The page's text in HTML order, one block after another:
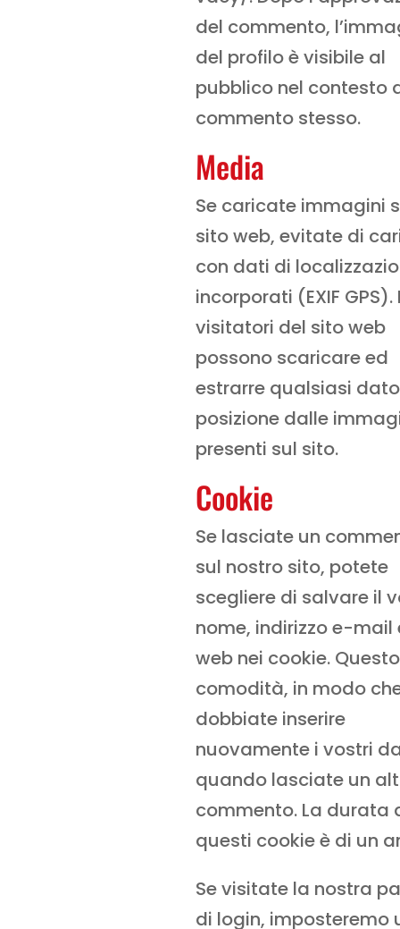
del commento,
del profilo è visibile al
pubblico nel contesto
commento stesso.
Media
Se caricate immagini
sito web, evitate di
con dati di
incorporati (EXIF GPS).
visitatori del sito web
possono scaricare ed
estrarre qualsiasi
posizione dalle
presenti sul sito.
Cookie
Se lasciate un
sul nostro sito, potete
scegliere di salvare il
nome, indirizzo e-mail
web nei cookie.
comodità, in modo
dobbiate inserire
nuovamente i vostri
quando lasciate un
commento. La durata
questi cookie è di un
Se visitate la nostra
di login, imposteremo